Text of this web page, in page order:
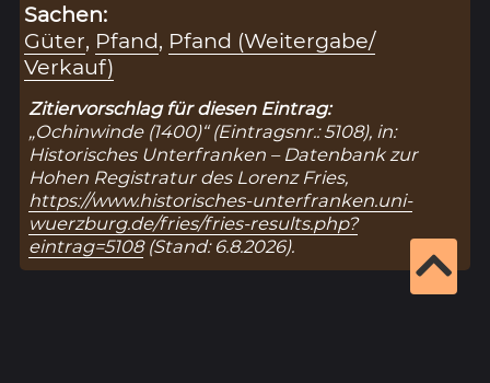
Sachen:
Güter, Pfand, Pfand (Weitergabe/
Verkauf)
Zitiervorschlag für diesen Eintrag:
„Ochinwinde (1400)“ (Eintragsnr.: 5108), in:
Historisches Unterfranken – Datenbank zur
Hohen Registratur des Lorenz Fries,
https://www.historisches-unterfranken.uni-
wuerzburg.de/fries/fries-results.php?
eintrag=5108(Stand: 6.8.2026).